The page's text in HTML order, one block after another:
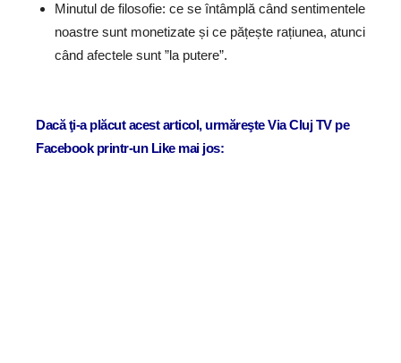
Minutul de filosofie: ce se întâmplă când sentimentele
noastre sunt monetizate și ce pățește rațiunea, atunci
când afectele sunt ”la putere”.
Dacă ţi-a plăcut acest articol, urmăreşte Via Cluj TV pe
Facebook printr-un Like mai jos: